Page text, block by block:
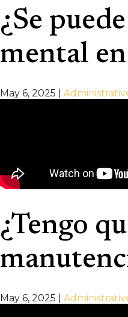
¿Se
mental
May 6, 2025
¿Tengo
May 6, 2025